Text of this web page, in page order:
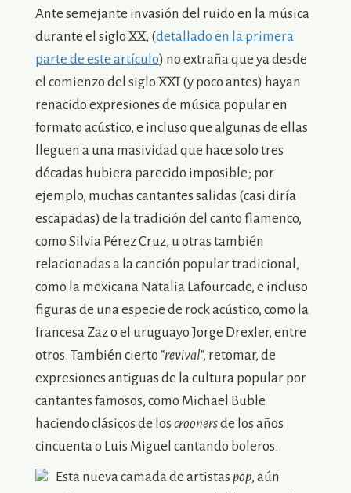
Ante semejante invasión del ruido en la música
durante el siglo XX, (detallado en la primera
parte de este artículo) no extraña que ya desde
el comienzo del siglo XXI (y poco antes) hayan
renacido expresiones de música popular en
formato acústico, e incluso que algunas de ellas
lleguen a una masividad que hace solo tres
décadas hubiera parecido imposible; por
ejemplo, muchas cantantes salidas (casi diría
escapadas) de la tradición del canto flamenco,
como Silvia Pérez Cruz, u otras también
relacionadas a la canción popular tradicional,
como la mexicana Natalia Lafourcade, e incluso
figuras de una especie de rock acústico, como la
francesa Zaz o el uruguayo Jorge Drexler, entre
otros. También cierto “revival“, retomar, de
expresiones antiguas de la cultura popular por
cantantes famosos, como Michael Buble
haciendo clásicos de los croonersde los años
cincuenta o Luis Miguel cantando boleros.
Esta nueva camada de artistas pop, aún